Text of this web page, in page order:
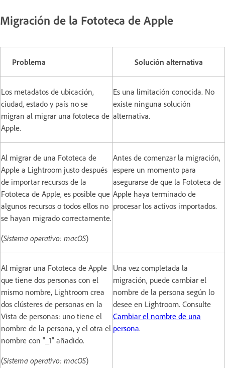
Migración de la Fototeca de Apple
Problema Solución alternativa
Los metadatos de ubicación,
ciudad, estado y país no se
migran al migrar una fototeca de
Apple.
Es una limitación conocida. No
existe ninguna solución
alternativa.
Al migrar de una Fototeca de
Apple a Lightroom justo después
de importar recursos de la
Fototeca de Apple, es posible que
algunos recursos o todos ellos no
se hayan migrado correctamente.
(Sistema operativo: macOS)
Antes de comenzar la migración,
espere un momento para
asegurarse de que la Fototeca de
Apple haya terminado de
procesar los activos importados.
Al migrar una Fototeca de Apple
que tiene dos personas con el
mismo nombre, Lightroom crea
dos clústeres de personas en la
Vista de personas: uno tiene el
nombre de la persona, y el otra el
nombre con "_1" añadido.
(Sistema operativo: macOS)
Una vez completada la
migración, puede cambiar el
nombre de la persona según lo
desee en Lightroom. Consulte
Cambiar el nombre de una
persona.